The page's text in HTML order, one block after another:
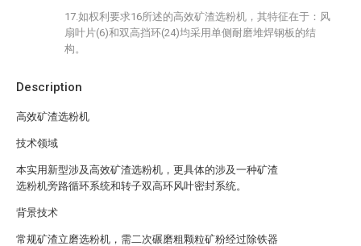
Description
高效矿渣选粉机
技术领域
本实用新型涉及高效矿渣选粉机，更具体的涉及一种矿渣
选粉机旁路循环系统和转子双高环风叶密封系统。
背景技术
常规矿渣立磨选粉机，需二次碾磨粗颗粒矿粉经过除铁器
17.如权利要求16所述的高效矿渣选粉机，其特征在于：风
扇叶片(6)和双高挡环(24)均采用单侧耐磨堆焊钢板的结
构。